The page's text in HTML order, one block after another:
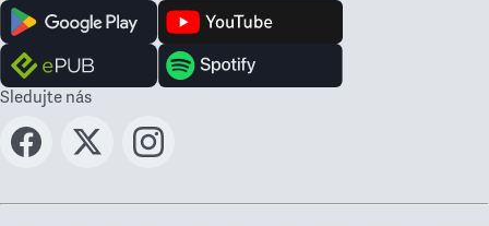
Sledujte nás